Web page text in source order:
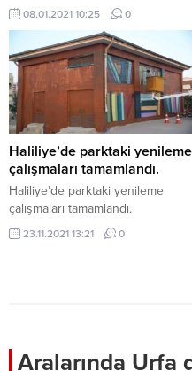
08.01.2021 10:25 0
Haliliye’de parktaki yenileme
çalışmaları tamamlandı.
Haliliye’de parktaki yenileme
çalışmaları tamamlandı.
23.11.2021 13:21 0
Aralarında Urfa